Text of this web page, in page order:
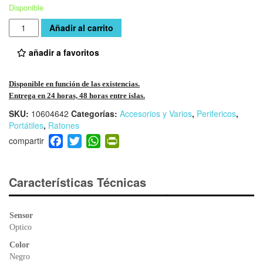
Disponible
Cantidad Añadir al carrito
añadir a favoritos
Disponible en función de las existencias.
Entrega en 24 horas, 48 horas entre islas.
SKU: 10604642 Categorías: Accesorios y Varios, Perifericos,
Portátiles, Ratones
F
a
e
b
T
wi
er
W
h
s
A
ri
e
Características Técnicas
Sensor
Optico
Color
Negro